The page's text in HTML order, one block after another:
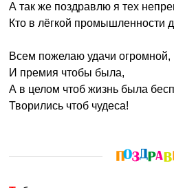
А так же поздравлю я тех
Кто в лёгкой промышленности
Всем пожелаю удачи огромной,
И премия чтобы была,
А в целом чтоб жизнь была
Творились чтоб чудеса!